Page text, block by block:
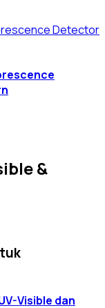
&
Visible dan